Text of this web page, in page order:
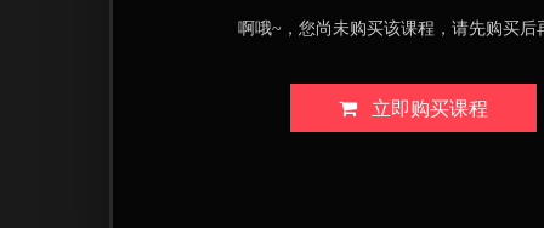
啊哦~，您尚未购买该课程，请先购买后
立即购买课程